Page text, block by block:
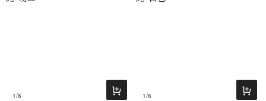
1/6 1/6